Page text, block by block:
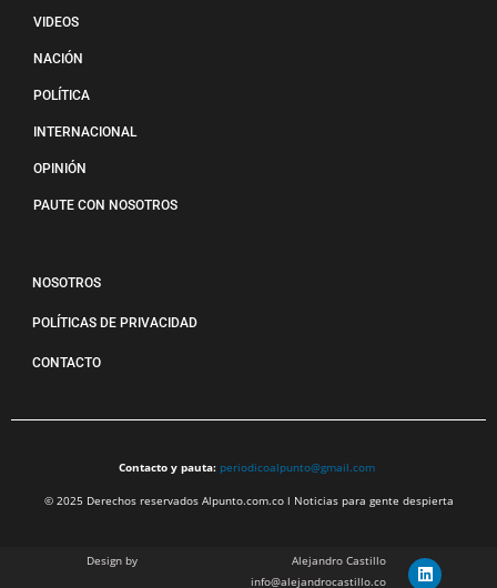
VIDEOS
NACIÓN
POLÍTICA
INTERNACIONAL
OPINIÓN
PAUTE CON NOSOTROS
NOSOTROS
POLÍTICAS DE PRIVACIDAD
CONTACTO
Contacto y pauta: periodicoalpunto@gmail.com
© 2025 Derechos reservados Alpunto.com.co l Noticias para gente despierta
Design by
Alejandro Castillo
info@alejandrocastillo.co